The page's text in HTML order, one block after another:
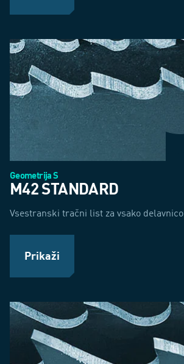
Geometrija S
M42 STANDARD
Vsestranski tračni list za vsako delavnico
Prikaži